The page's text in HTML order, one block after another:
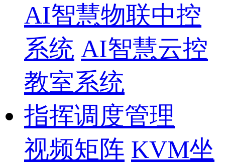
AI智慧物联中控
系统 AI智慧云控
教室系统
指挥调度管理
视频矩阵 KVM坐